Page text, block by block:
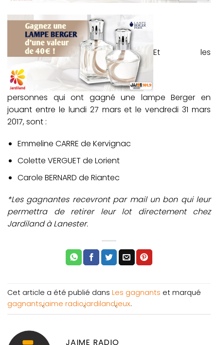
Et les
personnes qui ont gagné une lampe Berger en
jouant entre le lundi 27 mars et le vendredi 31 mars
2017, sont :
Emmeline CARRE de Kervignac
Colette VERGUET de Lorient
Carole BERNARD de Riantec
*Les gagnantes recevront par mail un bon qui leur
permettra de retirer leur lot directement chez
Jardiland à Lanester.
Cet article a été publié dans Les gagnants et marqué
gagnants,jaime radio,jardiland,jeux.
JAIME RADIO